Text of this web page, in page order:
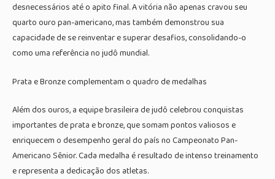
desnecessários até o apito final. A vitória não apenas cravou seu
quarto ouro pan-americano, mas também demonstrou sua
capacidade de se reinventar e superar desafios, consolidando-o
como uma referência no judô mundial.
Prata e Bronze complementam o quadro de medalhas
Além dos ouros, a equipe brasileira de judô celebrou conquistas
importantes de prata e bronze, que somam pontos valiosos e
enriquecem o desempenho geral do país no Campeonato Pan-
Americano Sênior. Cada medalha é resultado de intenso treinamento
e representa a dedicação dos atletas.